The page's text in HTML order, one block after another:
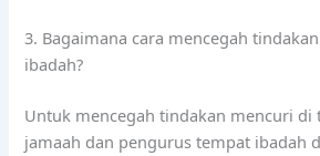
3. Bagaimana cara mencegah
ibadah?
Untuk mencegah tindakan mencuri di
jamaah dan pengurus tempat ibadah